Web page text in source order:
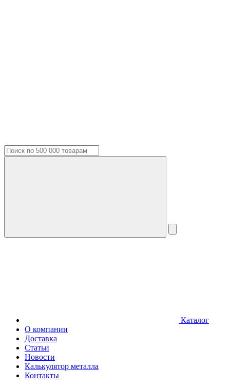
Каталог
О компании
Доставка
Статьи
Новости
Калькулятор металла
Контакты